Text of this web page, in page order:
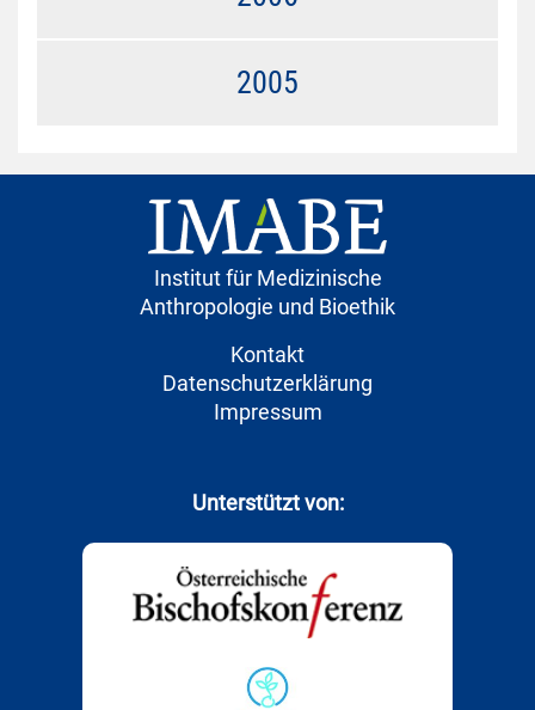
2005
Institut für Medizinische
Anthropologie und Bioethik
Kontakt
Datenschutzerklärung
Impressum
Unterstützt von: